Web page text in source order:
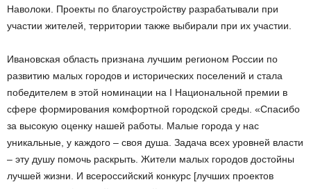
Наволоки. Проекты по благоустройству разрабатывали при
участии жителей, территории также выбирали при их участии.
Ивановская область признана лучшим регионом России по
развитию малых городов и исторических поселений и стала
победителем в этой номинации на I Национальной премии в
сфере формирования комфортной городской среды. «Спасибо
за высокую оценку нашей работы. Малые города у нас
уникальные, у каждого – своя душа. Задача всех уровней власти
– эту душу помочь раскрыть. Жители малых городов достойны
лучшей жизни. И всероссийский конкурс [лучших проектов